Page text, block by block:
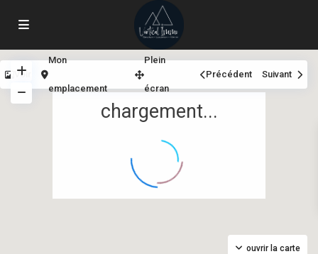
chargement...
ouvrir la carte
Voir
Mon
emplacement
Plein
écran
Précédent Suivant